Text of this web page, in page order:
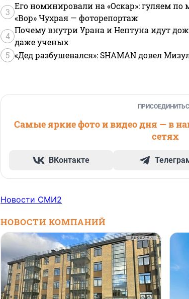
3
Его номинировали на «Оскар»: гуляем по
«Вор» Чухрая — фоторепортаж
4
Почему внутри Урана и Нептуна идут
даже ученых
5 «Дед разбушевался»: SHAMAN довел
Самые яркие фото и видео дня — в
сетях
ВКонтакте
Новости СМИ2
НОВОСТИ КОМПАНИЙ